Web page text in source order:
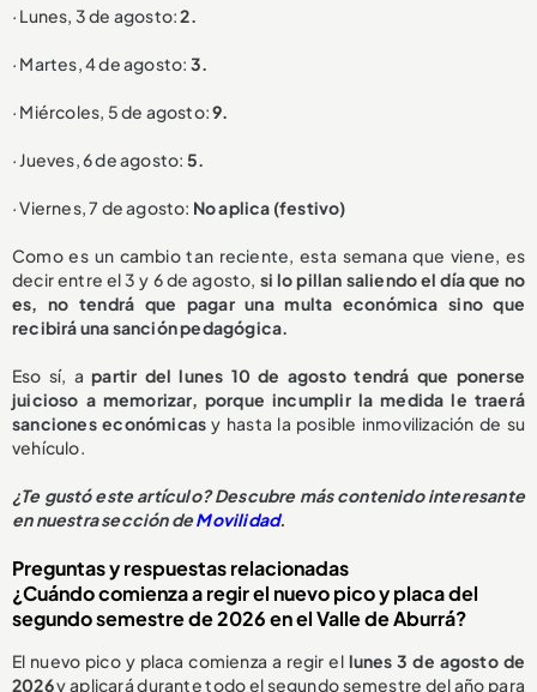
· Lunes, 3 de agosto:2.
· Martes, 4 de agosto: 3.
· Miércoles, 5 de agosto:9.
· Jueves, 6 de agosto: 5.
· Viernes, 7 de agosto: No aplica (festivo)
Como es un cambio tan reciente, esta semana que viene, es
decir entre el 3 y 6 de agosto, si lo pillan saliendo el día que no
es, no tendrá que pagar una multa económica sino que
recibirá una sanción pedagógica.
Eso sí, a partir del lunes 10 de agosto tendrá que ponerse
juicioso a memorizar, porque incumplir la medida le traerá
sanciones económicas y hasta la posible inmovilización de su
vehículo.
¿Te gustó este artículo? Descubre más contenido interesante
en nuestra sección deMovilidad.
Preguntas y respuestas relacionadas
¿Cuándo comienza a regir el nuevo pico y placa del
segundo semestre de 2026 en el Valle de Aburrá?
El nuevo pico y placa comienza a regir el lunes 3 de agosto de
2026y aplicará durante todo el segundo semestre del año para